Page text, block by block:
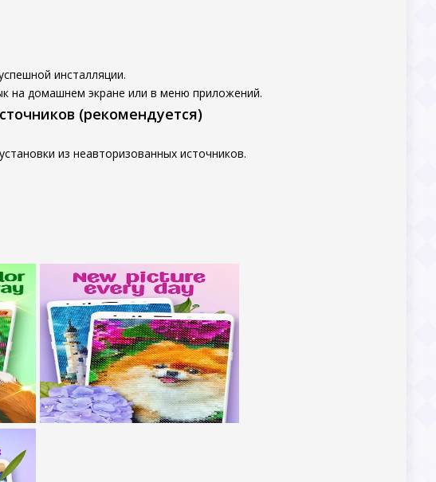
инсталляции.
на домашнем экране или в меню приложений.
(рекомендуется)
из неавторизованных источников.